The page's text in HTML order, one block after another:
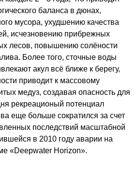
баланса в дюнах,
мусора, ухудшению качества
исчезновению прибрежных
лесов, повышению солёности
Более того, сточные воды
акул всё ближе к берегу,
приводит к массовому
медуз, создавая опасность для
рекреационый потенциал
еще больше сократился за счет
последствий масштабной
в 2010 году аварии на
«Deepwater Horizon».